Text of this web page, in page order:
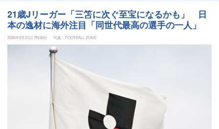
21歳Jリーガー「三笘に次ぐ至宝になるかも」 日
本の逸材に海外注目「同世代最高の選手の一人」
2026年5月21日 7時20分 写真：FOOTBALL ZONE